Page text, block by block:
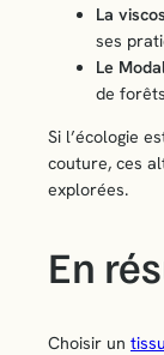
La
ses
Le
de
Si l’écologie
couture, ces
explorées.
En
Choisir un